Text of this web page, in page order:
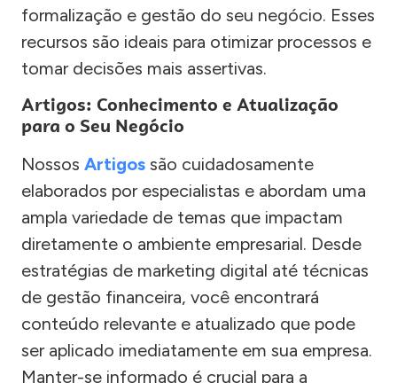
formalização e gestão do seu negócio. Esses
recursos são ideais para otimizar processos e
tomar decisões mais assertivas.
Artigos: Conhecimento e Atualização
para o Seu Negócio
Nossos Artigos são cuidadosamente
elaborados por especialistas e abordam uma
ampla variedade de temas que impactam
diretamente o ambiente empresarial. Desde
estratégias de marketing digital até técnicas
de gestão financeira, você encontrará
conteúdo relevante e atualizado que pode
ser aplicado imediatamente em sua empresa.
Manter-se informado é crucial para a